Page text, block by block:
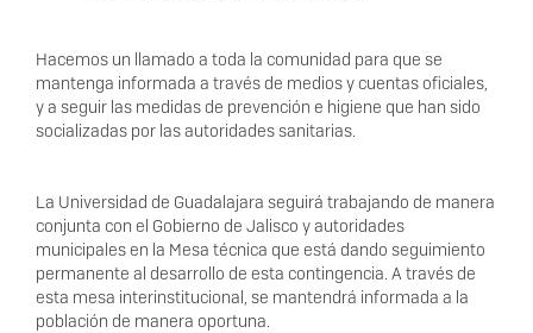
Hacemos un llamado a toda la comunidad para que se
mantenga informada a través de medios y cuentas oficiales,
y a seguir las medidas de prevención e higiene que han sido
socializadas por las autoridades sanitarias.
La Universidad de Guadalajara seguirá trabajando de manera
conjunta con el Gobierno de Jalisco y autoridades
municipales en la Mesa técnica que está dando seguimiento
permanente al desarrollo de esta contingencia. A través de
esta mesa interinstitucional, se mantendrá informada a la
población de manera oportuna.